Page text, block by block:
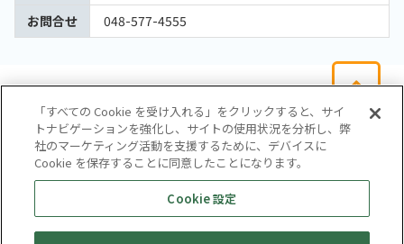
お問合せ
048-577-4555
会社概要
サイトマップ
お問い合わせ
個人情報保護方針
株式会社テイツー
「すべての Cookie を受け入れる」をクリックすると、サイ
トナビゲーションを強化し、サイトの使用状況を分析し、弊
社のマーケティング活動を支援するために、デバイスに
Cookie を保存することに同意したことになります。
Cookie 設定